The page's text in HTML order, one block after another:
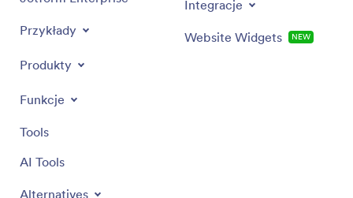
Przykłady
Produkty
Funkcje
Tools
AI Tools
Alternatives
Integracje
Website Widgets NEW